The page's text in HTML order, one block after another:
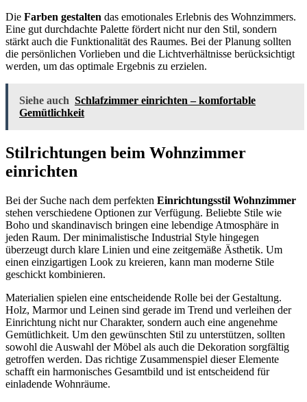
Die Farben gestalten das emotionales Erlebnis des Wohnzimmers.
Eine gut durchdachte Palette fördert nicht nur den Stil, sondern
stärkt auch die Funktionalität des Raumes. Bei der Planung sollten
die persönlichen Vorlieben und die Lichtverhältnisse berücksichtigt
werden, um das optimale Ergebnis zu erzielen.
Siehe auch Schlafzimmer einrichten – komfortable
Gemütlichkeit
Stilrichtungen beim Wohnzimmer
einrichten
Bei der Suche nach dem perfekten Einrichtungsstil Wohnzimmer
stehen verschiedene Optionen zur Verfügung. Beliebte Stile wie
Boho und skandinavisch bringen eine lebendige Atmosphäre in
jeden Raum. Der minimalistische Industrial Style hingegen
überzeugt durch klare Linien und eine zeitgemäße Ästhetik. Um
einen einzigartigen Look zu kreieren, kann man moderne Stile
geschickt kombinieren.
Materialien spielen eine entscheidende Rolle bei der Gestaltung.
Holz, Marmor und Leinen sind gerade im Trend und verleihen der
Einrichtung nicht nur Charakter, sondern auch eine angenehme
Gemütlichkeit. Um den gewünschten Stil zu unterstützen, sollten
sowohl die Auswahl der Möbel als auch die Dekoration sorgfältig
getroffen werden. Das richtige Zusammenspiel dieser Elemente
schafft ein harmonisches Gesamtbild und ist entscheidend für
einladende Wohnräume.